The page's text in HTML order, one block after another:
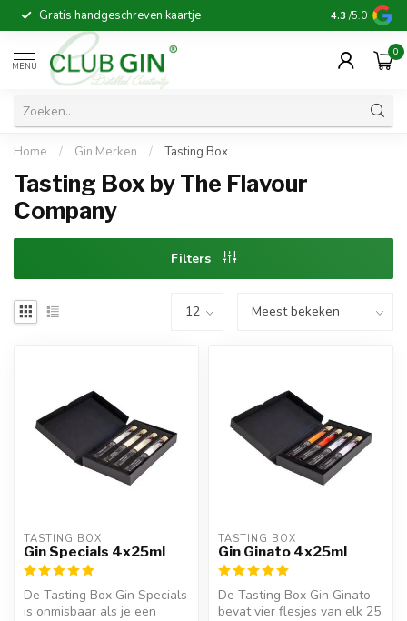
Gratis handgeschreven kaartje Voor 16:00
4.3 /5.0
MENU
0
Home / Gin Merken / Tasting Box
Tasting Box by The Flavour
Company
Filters
TASTING BOX
Gin Specials 4x25ml
De Tasting Box Gin Specials
is onmisbaar als je een
TASTING BOX
Gin Ginato 4x25ml
De Tasting Box Gin Ginato
bevat vier flesjes van elk 25